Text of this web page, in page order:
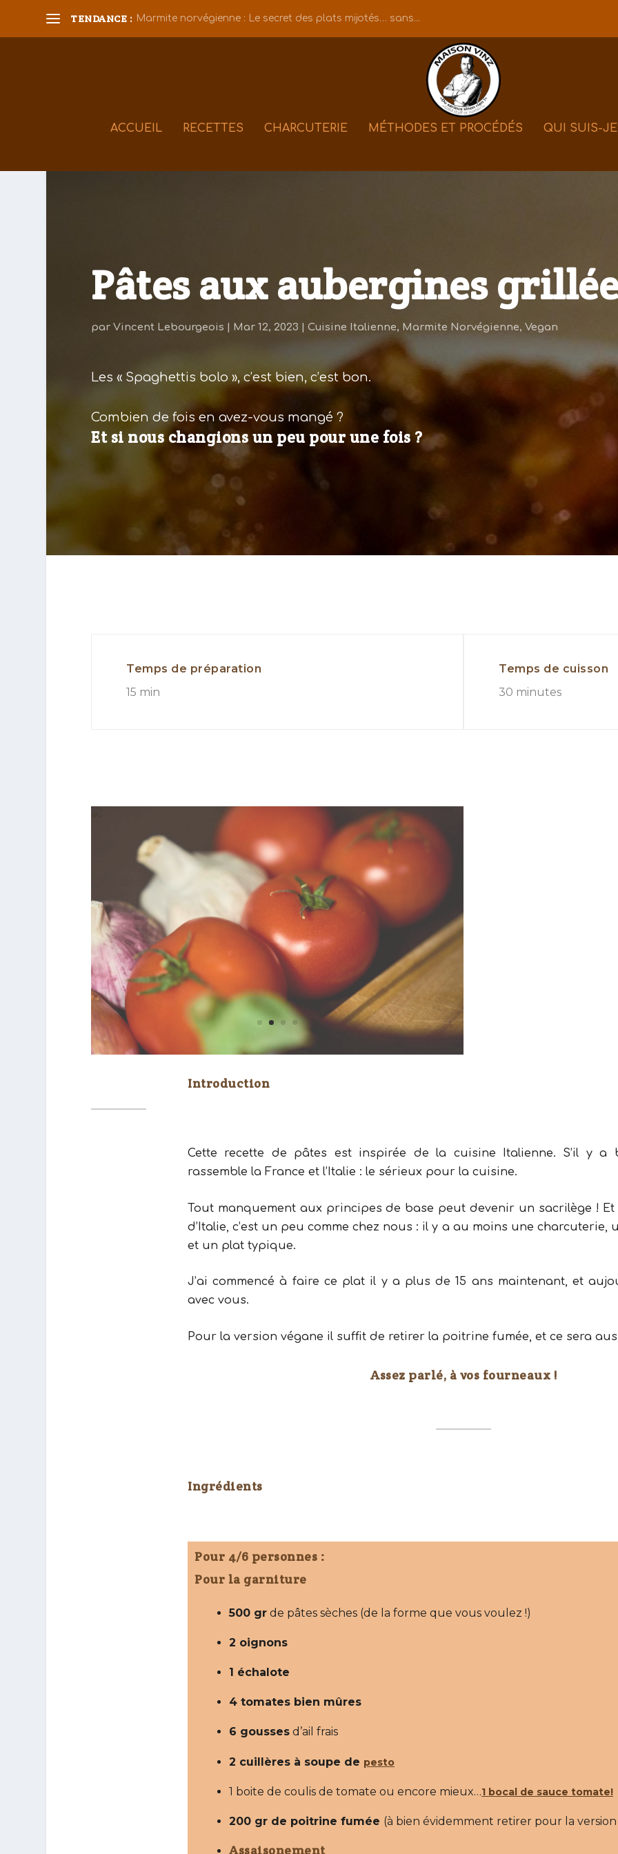
TENDANCE : Marmite norvégienne : Le secret des plats mijotés… sans...
ACCUEIL RECETTES CHARCUTERIE MÉTHODES ET PROCÉDÉS QUI SUIS-
Pâtes aux aubergines
par Vincent Lebourgeois Mar 12, 2023 Cuisine Italienne, Marmite Norvégienne, Vegan
Les « Spaghettis bolo », c’est bien, c’est bon.
Combien de fois en avez-vous mangé ?
Et si nous changions un peu pour une fois ?
Temps de préparation
15 min
Temps de cuisson
30 minutes
Introduction
Cette recette de pâtes est inspirée de la cuisine Italienne. S’il y a
rassemble la France et l’Italie : le sérieux pour la cuisine.
Tout manquement aux principes de base peut devenir un sacrilège ! Et
d’Italie, c’est un peu comme chez nous : il y a au moins une charcuterie,
et un plat typique.
J’ai commencé à faire ce plat il y a plus de 15 ans maintenant, et
Ingrédients
Pour la garniture
de pâtes sèches (de la forme que vous voulez !)
6 gousses
1 boite de coulis de tomate ou encore mieux…
200 gr de poitrine fumée
Assaisonement
Sel
Poivre noir
Origan
1 cuiller à café de sucre
Huile d’olive